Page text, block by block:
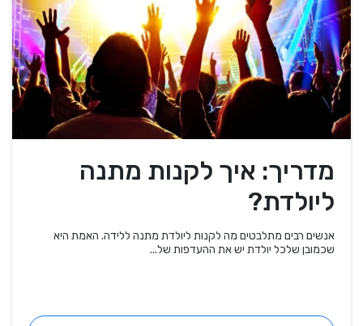
מדריך: איך לקנות מתנה
ליולדת?
אנשים רבים מתלבטים מה לקנות ליולדת מתנה ללידה. האמת היא
שכמובן שלכל יולדת יש את ההעדפות של...